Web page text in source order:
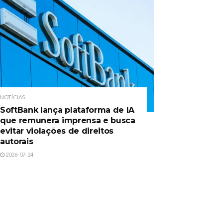
NOTÍCIAS
SoftBank lança plataforma de IA
que remunera imprensa e busca
evitar violações de direitos
autorais
2026-07-24